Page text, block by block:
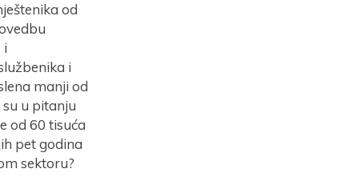
od
i
i
manji od
u pitanju
od 60 tisuća
pet godina
sektoru?